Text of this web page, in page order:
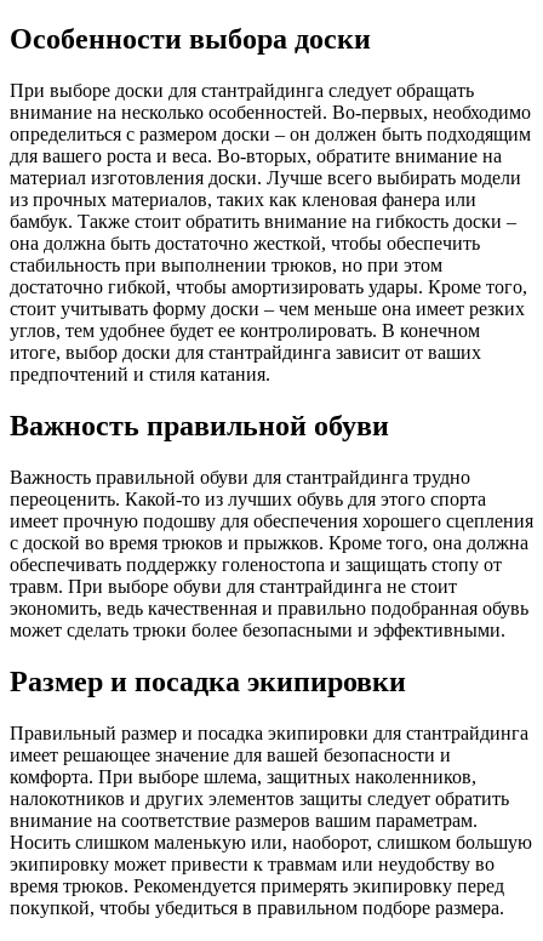
Особенности выбора доски
При выборе доски для стантрайдинга следует обращать
внимание на несколько особенностей. Во-первых, необходимо
определиться с размером доски – он должен быть подходящим
для вашего роста и веса. Во-вторых, обратите внимание на
материал изготовления доски. Лучше всего выбирать модели
из прочных материалов, таких как кленовая фанера или
бамбук. Также стоит обратить внимание на гибкость доски –
она должна быть достаточно жесткой, чтобы обеспечить
стабильность при выполнении трюков, но при этом
достаточно гибкой, чтобы амортизировать удары. Кроме того,
стоит учитывать форму доски – чем меньше она имеет резких
углов, тем удобнее будет ее контролировать. В конечном
итоге, выбор доски для стантрайдинга зависит от ваших
предпочтений и стиля катания.
Важность правильной обуви
Важность правильной обуви для стантрайдинга трудно
переоценить. Какой-то из лучших обувь для этого спорта
имеет прочную подошву для обеспечения хорошего сцепления
с доской во время трюков и прыжков. Кроме того, она должна
обеспечивать поддержку голеностопа и защищать стопу от
травм. При выборе обуви для стантрайдинга не стоит
экономить, ведь качественная и правильно подобранная обувь
может сделать трюки более безопасными и эффективными.
Размер и посадка экипировки
Правильный размер и посадка экипировки для стантрайдинга
имеет решающее значение для вашей безопасности и
комфорта. При выборе шлема, защитных наколенников,
налокотников и других элементов защиты следует обратить
внимание на соответствие размеров вашим параметрам.
Носить слишком маленькую или, наоборот, слишком большую
экипировку может привести к травмам или неудобству во
время трюков. Рекомендуется примерять экипировку перед
покупкой, чтобы убедиться в правильном подборе размера.